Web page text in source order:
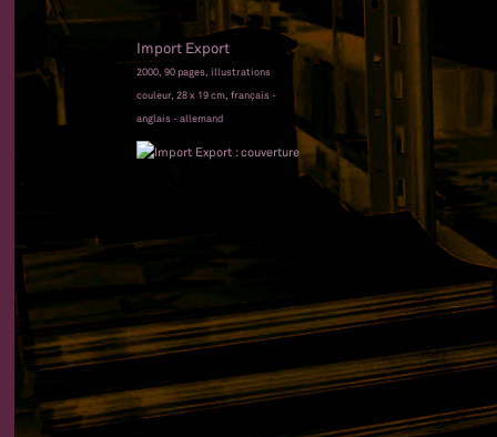
Import Export
2000, 90 pages, illustrations
couleur, 28 x 19 cm, français -
anglais - allemand